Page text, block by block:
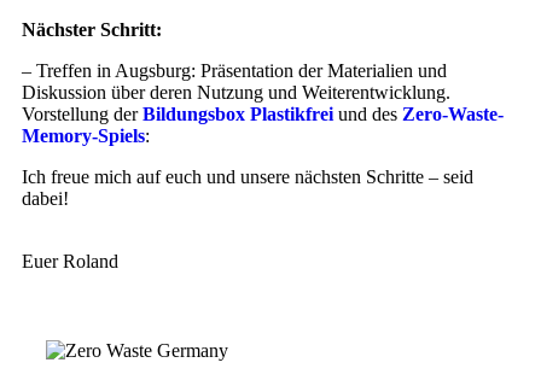
Nächster Schritt:
– Treffen in Augsburg: Präsentation der Materialien und
Diskussion über deren Nutzung und Weiterentwicklung.
Vorstellung derBildungsbox Plastikfrei und des Zero-Waste-
Memory-Spiels:
Ich freue mich auf euch und unsere nächsten Schritte – seid
dabei!
Euer Roland